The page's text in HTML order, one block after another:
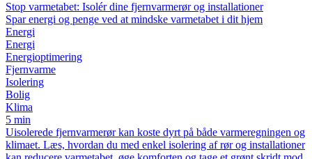
Stop varmetabet: Isolér dine fjernvarmerør og installationer
Spar energi og penge ved at mindske varmetabet i dit hjem
Energi
Energi
Energioptimering
Fjernvarme
Isolering
Bolig
Klima
5 min
Uisolerede fjernvarmerør kan koste dyrt på både varmeregningen og
klimaet. Læs, hvordan du med enkel isolering af rør og installationer